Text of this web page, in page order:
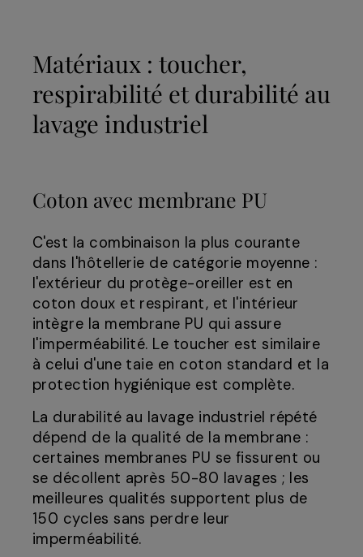
Matériaux : toucher,
respirabilité et durabilité au
lavage industriel
Coton avec membrane PU
C'est la combinaison la plus courante
dans l'hôtellerie de catégorie moyenne :
l'extérieur du protège-oreiller est en
coton doux et respirant, et l'intérieur
intègre la membrane PU qui assure
l'imperméabilité. Le toucher est similaire
à celui d'une taie en coton standard et la
protection hygiénique est complète.
La durabilité au lavage industriel répété
dépend de la qualité de la membrane :
certaines membranes PU se fissurent ou
se décollent après 50-80 lavages ; les
meilleures qualités supportent plus de
150 cycles sans perdre leur
imperméabilité.